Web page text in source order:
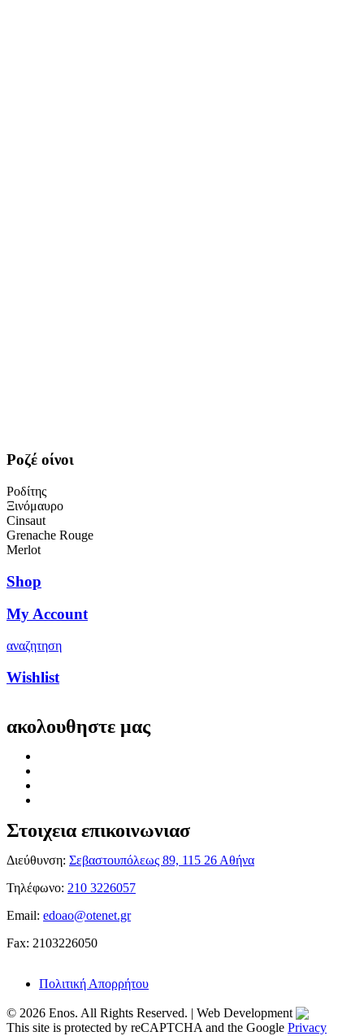
Ροζέ οίνοι
Ροδίτης
Ξινόμαυρο
Cinsaut
Grenache Rouge
Merlot
Shop
My Account
αναζητηση
Wishlist
ακολουθηστε μας
Στοιχεια επικοινωνιασ
Διεύθυνση: Σεβαστουπόλεως 89, 115 26 Αθήνα
Τηλέφωνο: 210 3226057
Email: edoao@otenet.gr
Fax: 2103226050
Πολιτική Απορρήτου
© 2026 Enos. All Rights Reserved. | Web Development
This site is protected by reCAPTCHA and the Google Privacy